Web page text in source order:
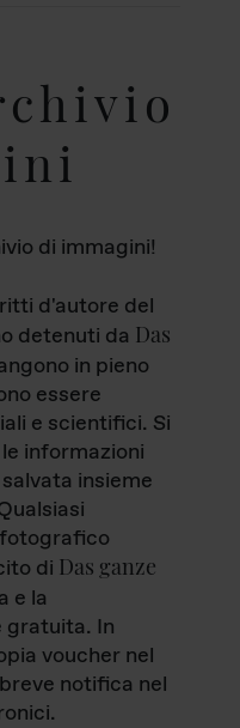
di immagini!
d'autore del
detenuti da Das
in pieno
essere
e scientifici. Si
informazioni
insieme
di Das ganze
e la
gratuita. In
voucher nel
notifica nel